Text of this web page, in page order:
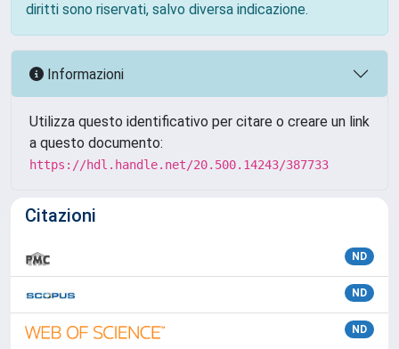
diritti sono riservati, salvo diversa indicazione.
Informazioni
Utilizza questo identificativo per citare o creare un link
a questo documento:
https://hdl.handle.net/20.500.14243/387733
Citazioni
ND
ND
ND